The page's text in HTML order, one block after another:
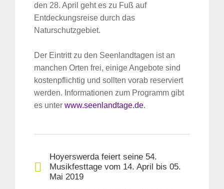
den 28. April geht es zu Fuß auf
Entdeckungsreise durch das
Naturschutzgebiet.
Der Eintritt zu den Seenlandtagen ist an
manchen Orten frei, einige Angebote sind
kostenpflichtig und sollten vorab reserviert
werden. Informationen zum Programm gibt
es unter www.seenlandtage.de.
Hoyerswerda feiert seine 54.
Musikfesttage vom 14. April bis 05.
Mai 2019